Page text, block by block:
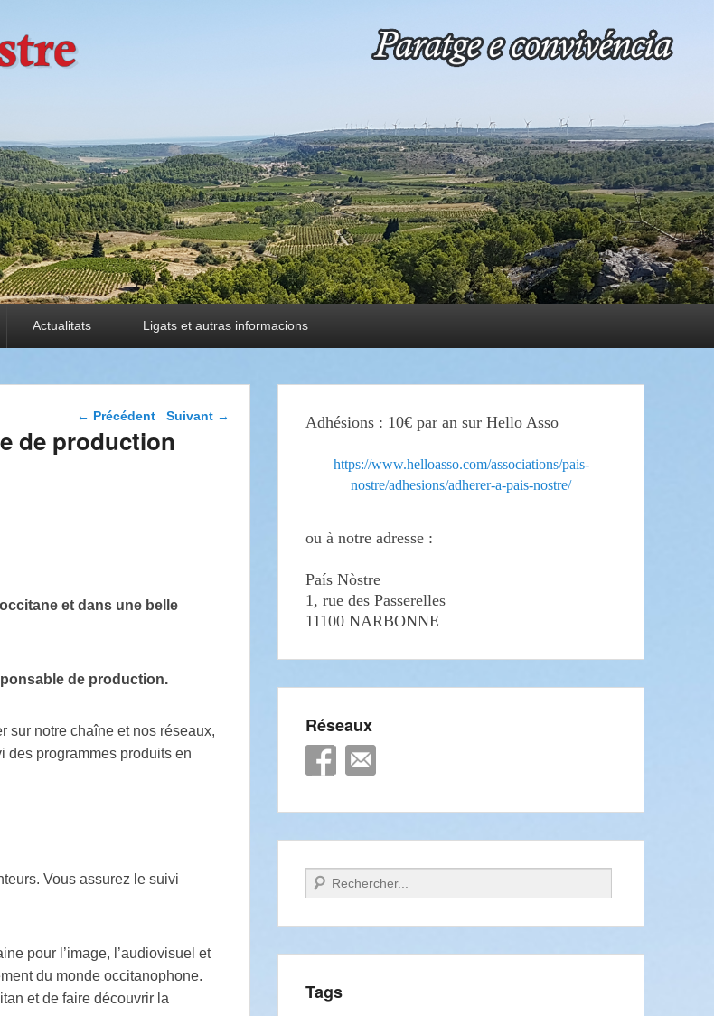
Actualitats Ligats et autras informacions
Navigation dans les
← Précédent Suivant →
de production
et dans une belle
de production.
sur notre chaîne et nos réseaux,
des programmes produits en
Vous assurez le suivi
pour l’image, l’audiovisuel et
du monde occitanophone.
et de faire découvrir la
Adhésions : 10€ par an sur Hello Asso
https://www.helloasso.com/associations/pais-
nostre/adhesions/adherer-a-pais-nostre/
ou à notre adresse :
País Nòstre
1, rue des Passerelles
11100 NARBONNE
Réseaux
Recherche
Tags